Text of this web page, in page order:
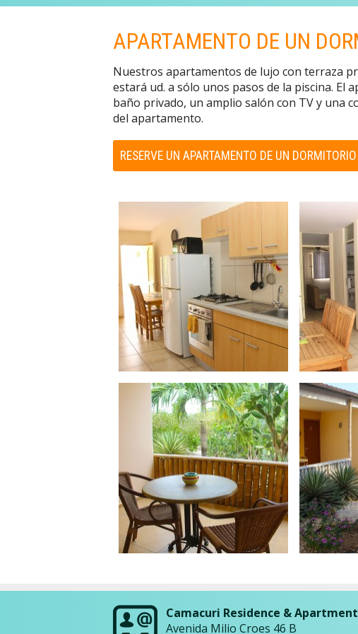
APARTAMENTO DE UN
Nuestros apartamentos de lujo con terraza
estará ud. a sólo unos pasos de la piscina. El
baño privado, un amplio salón con TV y una
del apartamento.
RESERVE UN APARTAMENTO DE UN
Camacuri Residence &
Avenida Milio Croes 46 B